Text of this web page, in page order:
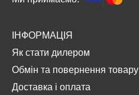
ІНФОРМАЦІЯ
Як стати дилером
Обмін та повернення товару
Доставка і оплата